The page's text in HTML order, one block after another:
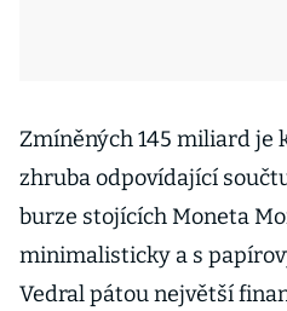
Zmíněných 145 miliard je
zhruba odpovídající
burze stojících Moneta
minimalisticky a s
Vedral pátou největší